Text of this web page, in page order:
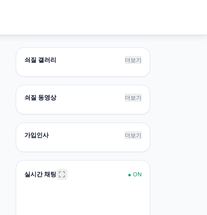
쇠질 갤러리 더보기
쇠질 동영상 더보기
가입인사 더보기
실시간 채팅 ● ON